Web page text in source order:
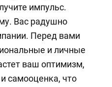
импульс.
Вас радушно
Перед вами
и личные
ваш оптимизм,
самооценка, что